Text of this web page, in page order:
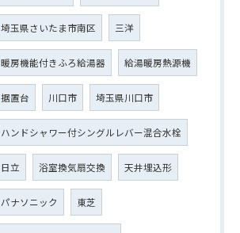
埼玉県さいたま市南区 三洋
暖房機能付きふろ給湯器 給湯暖房熱源機
据置台 川口市 埼玉県川口市
ハンドシャワー付シングルレバー混合水栓
日立 浴室換気扇交換 天井埋込形
パナソニック 東芝